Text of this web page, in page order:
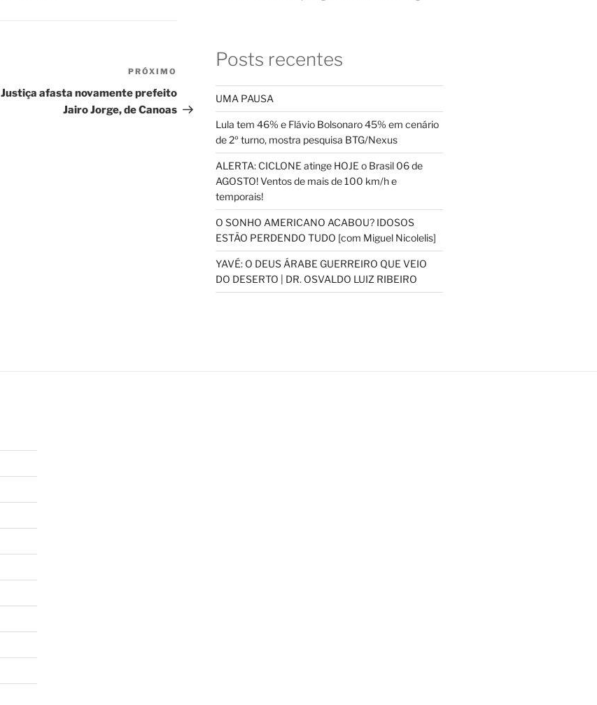
post
PRÓXIMO
Justiça afasta novamente prefeito
Jairo Jorge, de Canoas
Posts recentes
UMA PAUSA
Lula tem 46% e Flávio Bolsonaro 45% em cenário
de 2º turno, mostra pesquisa BTG/Nexus
ALERTA: CICLONE atinge HOJE o Brasil 06 de
AGOSTO! Ventos de mais de 100 km/h e
temporais!
O SONHO AMERICANO ACABOU? IDOSOS
ESTÃO PERDENDO TUDO [com Miguel Nicolelis]
YAVÉ: O DEUS ÁRABE GUERREIRO QUE VEIO
DO DESERTO | DR. OSVALDO LUIZ RIBEIRO